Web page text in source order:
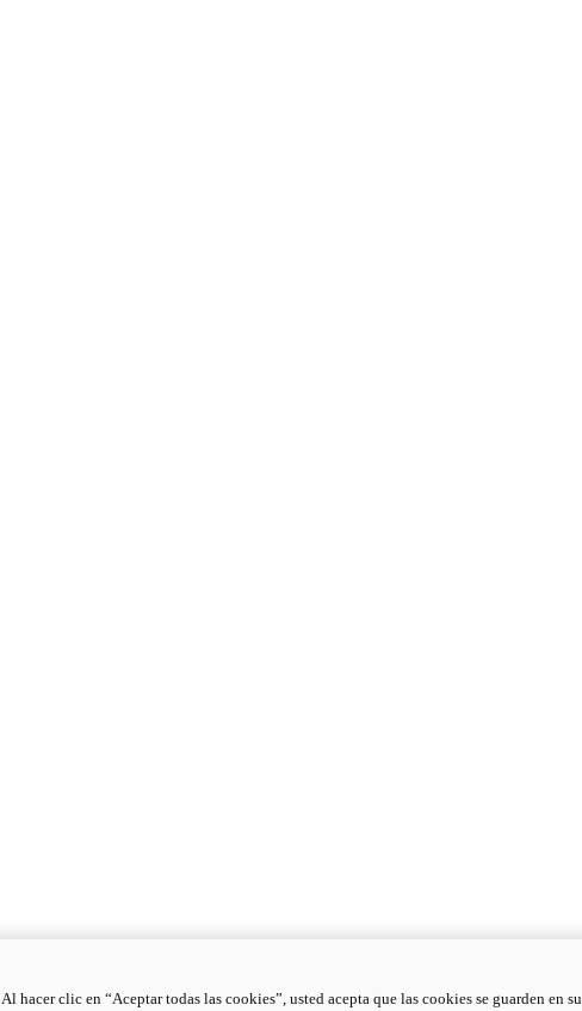
Al hacer clic en “Aceptar todas las cookies”, usted acepta que las cookies se guarden en